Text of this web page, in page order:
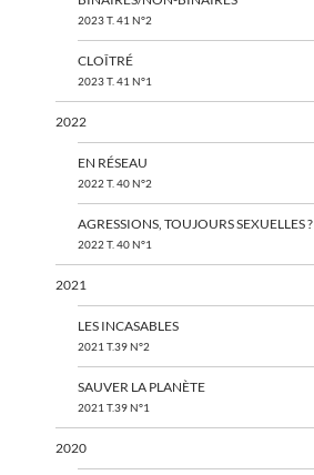
2023 T. 41 N°2
CLOÎTRÉ
2023 T. 41 N°1
2022
EN RÉSEAU
2022 T. 40 N°2
AGRESSIONS, TOUJOURS SEXUELLES ?
2022 T. 40 N°1
2021
LES INCASABLES
2021 T.39 N°2
SAUVER LA PLANÈTE
2021 T.39 N°1
2020